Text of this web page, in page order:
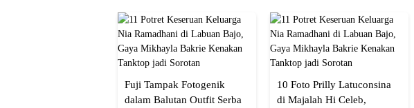
Fuji Tampak Fotogenik
dalam Balutan Outfit Serba
10 Foto Prilly Latuconsina
di Majalah Hi Celeb,